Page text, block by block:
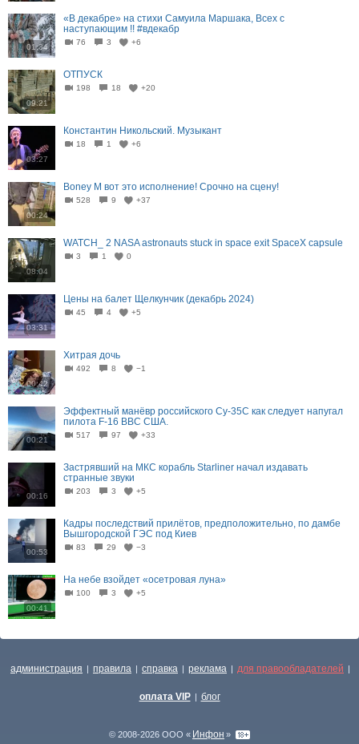
01:34
«В декабре» на стихи Самуила Маршака, Всех с
наступающим !! #вдекабр
76 3 +6
09:21
ОТПУСК
198 18 +20
03:27
Константин Никольский. Музыкант
18 1 +6
00:24
Boney M вот это исполнение! Срочно на сцену!
528 9 +37
08:04
WATCH_ 2 NASA astronauts stuck in space exit SpaceX capsule
3 1 0
03:31
Цены на балет Щелкунчик (декабрь 2024)
45 4 +5
00:42
Хитрая дочь
492 8 −1
00:21
Эффектный манёвр российского Су-35С как следует напугал
пилота F-16 ВВС США.
517 97 +33
00:16
Застрявший на МКС корабль Starliner начал издавать
странные звуки
203 3 +5
00:53
Кадры последствий прилётов, предположительно, по дамбе
Вышгородской ГЭС под Киев
83 29 −3
00:41
На небе взойдет «осетровая луна»
100 3 +5
администрация | правила | справка | реклама | для правообладателей |
оплата VIP | блог
© 2008-2026 ООО « Инфон »